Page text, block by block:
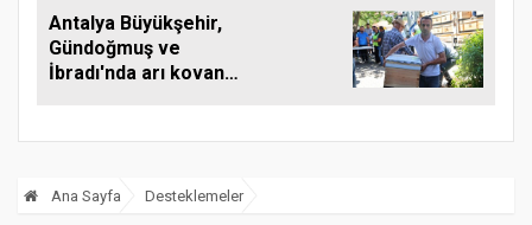
Antalya Büyükşehir,
Gündoğmuş ve
İbradı'nda arı kovanı
Ana Sayfa Desteklemeler